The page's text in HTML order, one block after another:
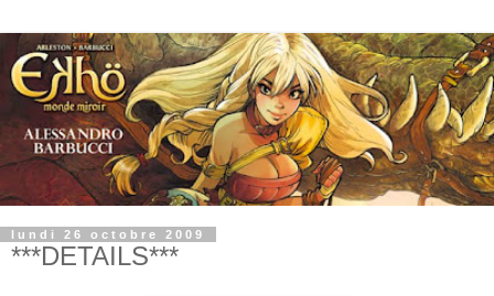
lundi 26 octobre 2009
***DETAILS***